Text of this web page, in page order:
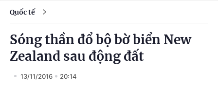
Quốc tế
Sóng thần đổ bộ bờ biển New
Zealand sau động đất
13/11/2016 20:14